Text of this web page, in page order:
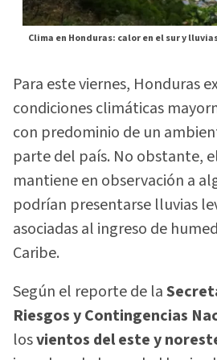
Clima en Honduras: calor en el sur y
Para este viernes, Honduras
condiciones climáticas
con predominio de un
parte del país. No obstante,
mantiene en observación a
podrían presentarse lluvias
asociadas al ingreso de
Caribe.
Según el reporte de la
Riesgos y Contingencias
losvientos del este y